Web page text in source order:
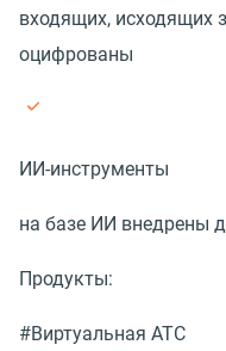
входящих, исходящих
оцифрованы
ИИ-инструменты
на базе ИИ внедрены
Продукты:
#Виртуальная АТС